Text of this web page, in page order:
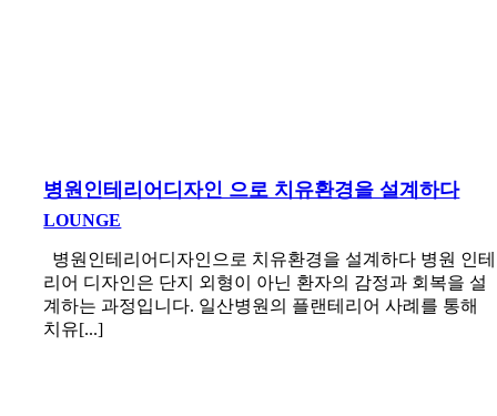
병원인테리어디자인 으로 치유환경을 설계하다
LOUNGE
병원인테리어디자인으로 치유환경을 설계하다 병원 인테
리어 디자인은 단지 외형이 아닌 환자의 감정과 회복을 설
계하는 과정입니다. 일산병원의 플랜테리어 사례를 통해
치유[...]